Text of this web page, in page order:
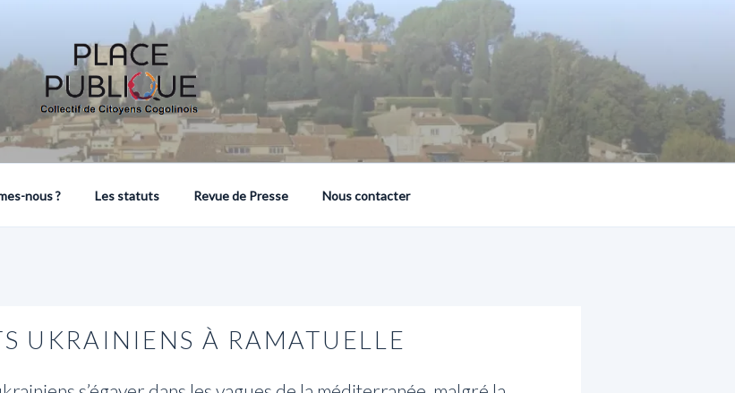
DE CITOYENS COGOLINOIS
nous ? Les statuts Revue de Presse Nous contacter
UKRAINIENS À RAMATUELLE